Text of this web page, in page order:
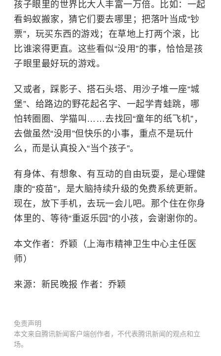
孩子眼里的世界比大人丰富一万倍。 比如：一起
看蚂蚁搬家，猜它们要去哪里；把落叶当成“钞
票”， 玩买东西的游戏；在草地上打两个滚，比
比谁滚得更直。这些看似“没用”的事，恰恰是孩
子眼里最好玩的游戏。
又或者， 踩影子、搭石头塔、用沙子堆一座“城
堡”、给路边的野花起名字、一起学青蛙跳 ，哪
怕转圈圈 、 学猫叫 ……去找回“童年的纸飞机” ，
去做虽然“没用”但快乐的小事， 重点不是玩什
么，而是认真投入“当个孩子”。
有身体、有想象、有互动的自由玩耍，是心理健
康的“疫苗”，是大脑持续升级的免费系统更新。
现在，放下手机，去玩一会儿吧。那个住在你身
体里的、等待“重返乐园”的小孩，会谢谢你的。
本文作者：乔颖（上海市精神卫生中心主任医
师）
来源：新民晚报 作者：乔颖
免责声明
本文来自腾讯新闻客户端创作者，不代表腾讯新闻的观点和立
场。